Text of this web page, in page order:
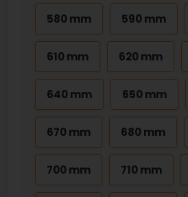
580 mm 590 mm
610 mm 620 mm
640 mm 650 mm
670 mm 680 mm
700 mm 710 mm